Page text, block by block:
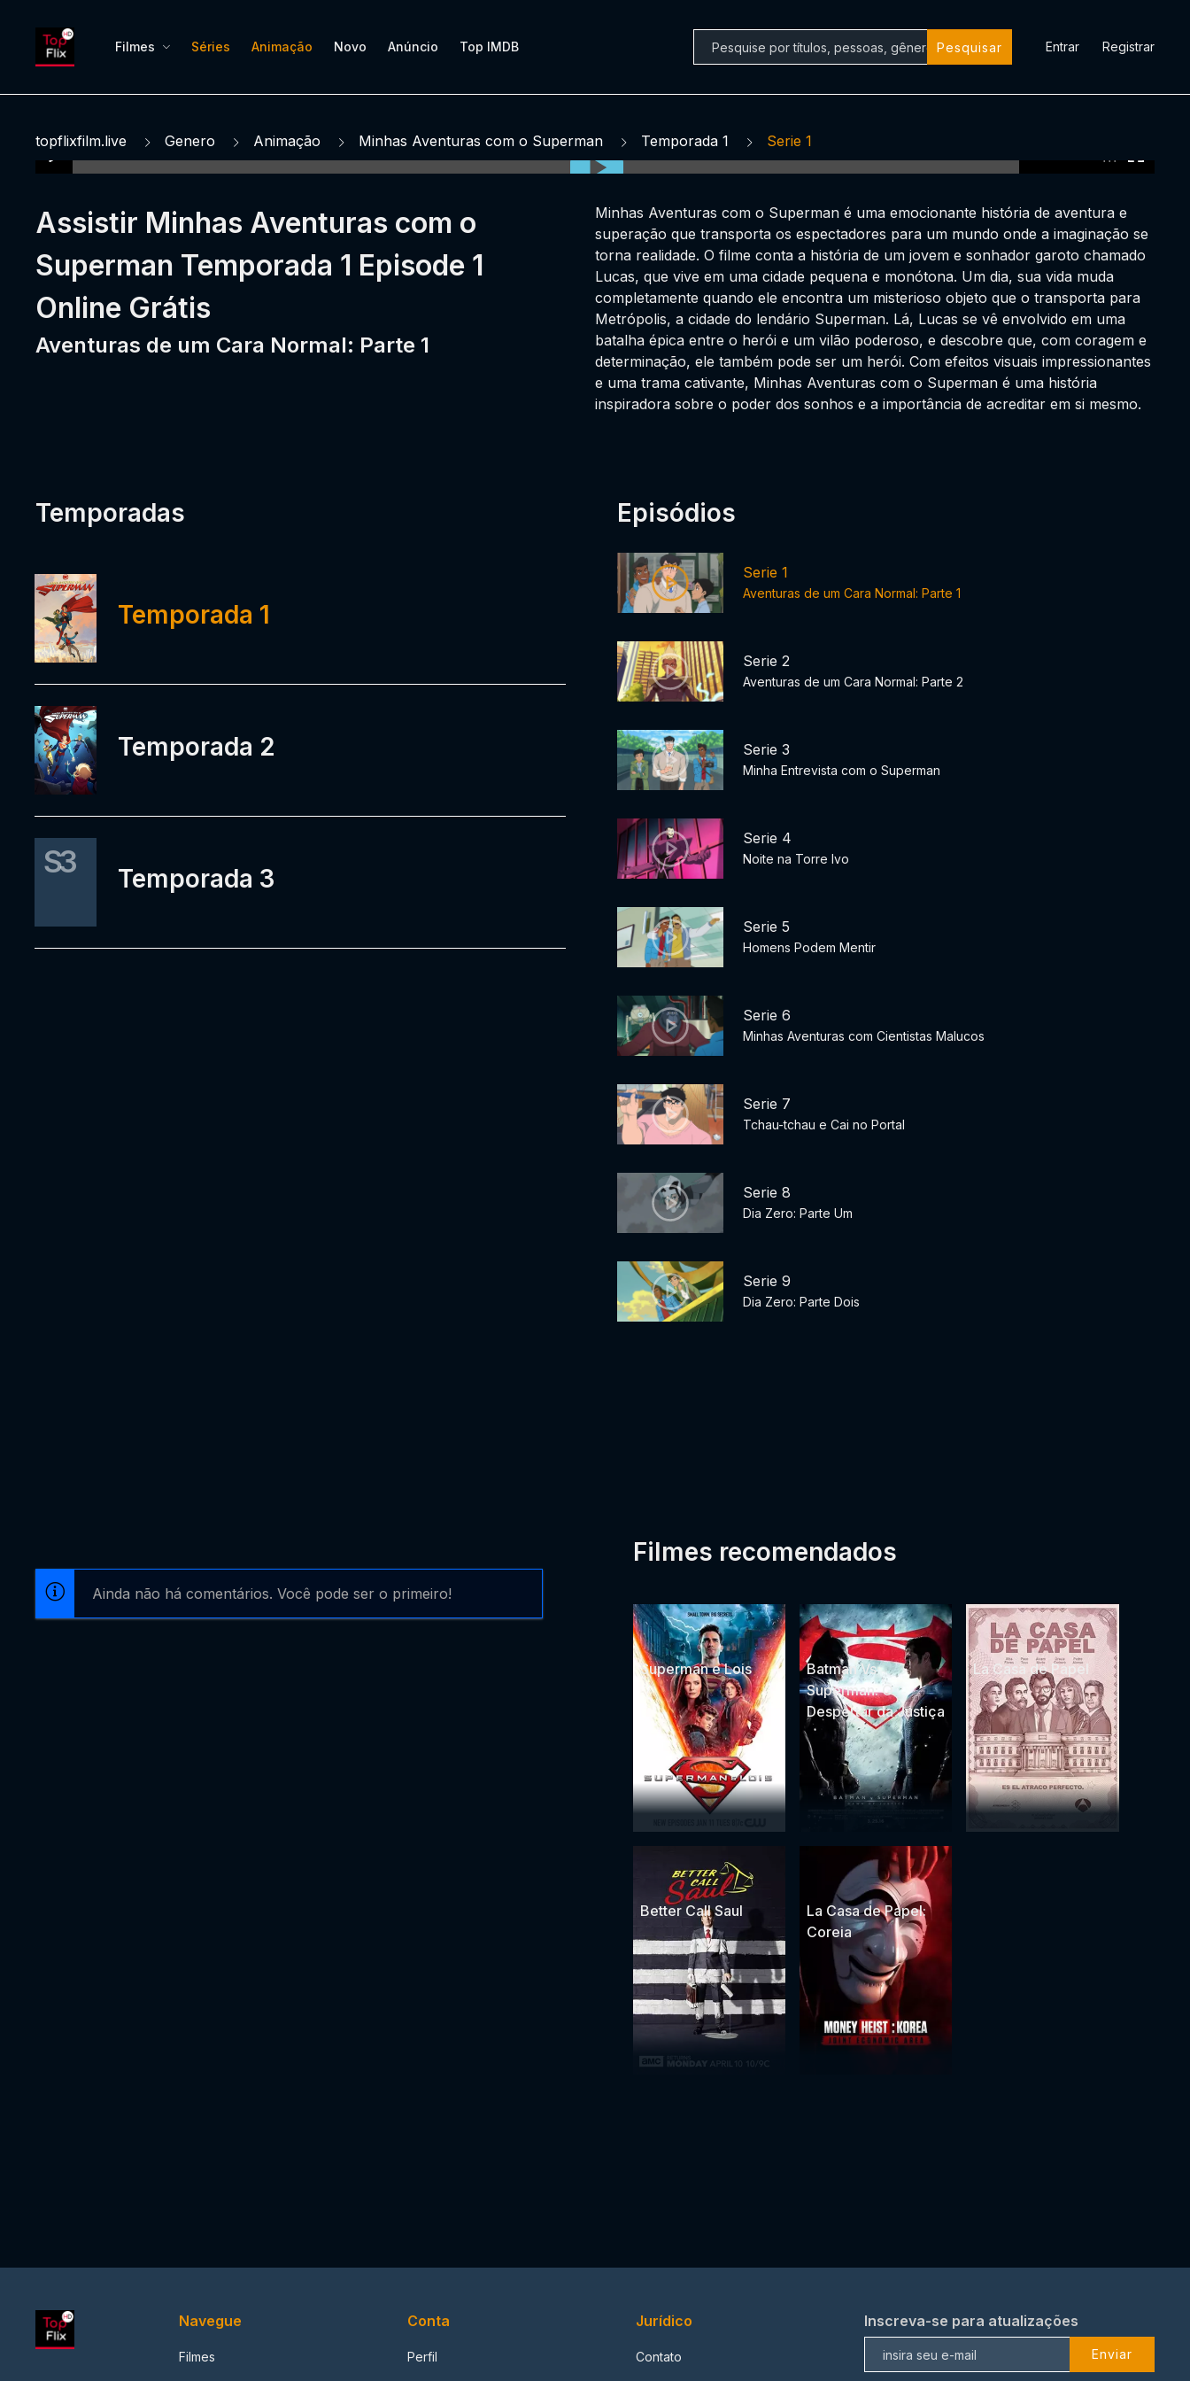
Filmes Séries Animação Novo Anúncio Top IMDB Pesquisar Entrar Registrar
topflixfilm.live Genero Animação Minhas Aventuras com o Superman Temporada 1 Serie 1
Assistir Minhas Aventuras com o
Superman Temporada 1 Episode 1
Online Grátis
Aventuras de um Cara Normal: Parte 1
Minhas Aventuras com o Superman é uma emocionante história de aventura e
superação que transporta os espectadores para um mundo onde a imaginação se
torna realidade. O filme conta a história de um jovem e sonhador garoto chamado
Lucas, que vive em uma cidade pequena e monótona. Um dia, sua vida muda
completamente quando ele encontra um misterioso objeto que o transporta para
Metrópolis, a cidade do lendário Superman. Lá, Lucas se vê envolvido em uma
batalha épica entre o herói e um vilão poderoso, e descobre que, com coragem e
determinação, ele também pode ser um herói. Com efeitos visuais impressionantes
e uma trama cativante, Minhas Aventuras com o Superman é uma história
inspiradora sobre o poder dos sonhos e a importância de acreditar em si mesmo.
Temporadas
Temporada 1
Temporada 2
S3 Temporada 3
Episódios
Serie 1
Aventuras de um Cara Normal: Parte 1
Serie 2
Aventuras de um Cara Normal: Parte 2
Serie 3
Minha Entrevista com o Superman
Serie 4
Noite na Torre Ivo
Serie 5
Homens Podem Mentir
Serie 6
Minhas Aventuras com Cientistas Malucos
Serie 7
Tchau-tchau e Cai no Portal
Serie 8
Dia Zero: Parte Um
Serie 9
Dia Zero: Parte Dois
Ainda não há comentários. Você pode ser o primeiro!
Filmes recomendados
Superman e Lois
Batman Vs
Superman: O
Despertar da Justiça
La Casa de Papel
Better Call Saul
La Casa de Papel:
Coreia
Navegue
Filmes
Conta
Perfil
Jurídico
Contato
Inscreva-se para atualizações
Enviar